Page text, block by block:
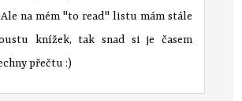
Ale na mém "to read" listu mám stále
knížek, tak snad si je časem
přečtu :)